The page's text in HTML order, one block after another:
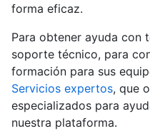
forma eficaz.
Para obtener ayuda con
soporte técnico, para
formación para sus
Servicios expertos, que
especializados para
nuestra plataforma.